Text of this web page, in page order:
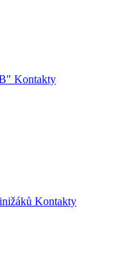
Kontakty
Kontakty